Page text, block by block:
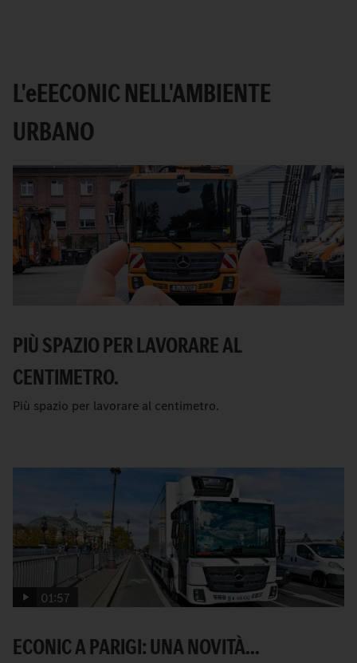
L'eEECONIC NELL'AMBIENTE
URBANO
PIÙ SPAZIO PER LAVORARE AL
CENTIMETRO.
Più spazio per lavorare al centimetro.
01:57
ECONIC A PARIGI: UNA NOVITÀ...